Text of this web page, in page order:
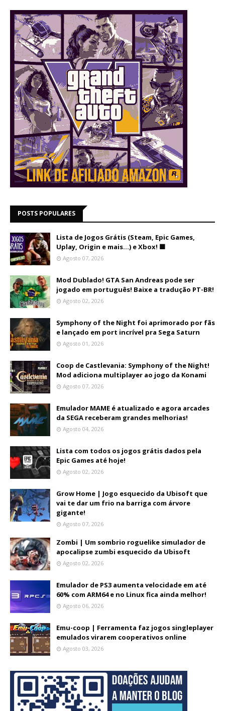
POSTS POPULARES
Lista de Jogos Grátis (Steam, Epic Games,
Uplay, Origin e mais...) e Xbox! 🟩
Agosto 07, 2026
Mod Dublado! GTA San Andreas pode ser
jogado em português! Baixe a tradução PT-BR!
Agosto 02, 2026
Symphony of the Night foi aprimorado por fãs
e lançado em port incrível pra Sega Saturn
Agosto 01, 2026
Coop de Castlevania: Symphony of the Night!
Mod adiciona multiplayer ao jogo da Konami
Agosto 07, 2026
Emulador MAME é atualizado e agora arcades
da SEGA receberam grandes melhorias!
Agosto 04, 2026
Lista com todos os jogos grátis dados pela
Epic Games até hoje!
Agosto 02, 2026
Grow Home | Jogo esquecido da Ubisoft que
vai te dar um frio na barriga com árvore
gigante!
Agosto 07, 2026
Zombi | Um sombrio roguelike simulador de
apocalipse zumbi esquecido da Ubisoft
Agosto 02, 2026
Emulador de PS3 aumenta velocidade em até
60% com ARM64 e no Linux fica ainda melhor!
Agosto 06, 2026
Emu-coop | Ferramenta faz jogos singleplayer
emulados virarem cooperativos online
Agosto 03, 2026